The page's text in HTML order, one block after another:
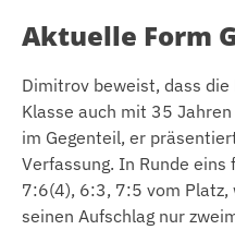
Aktuelle Form
Dimitrov beweist, dass die
Klasse auch mit 35
im Gegenteil, er
Verfassung. In Runde
7:6(4), 6:3, 7:5 vom Platz,
seinen Aufschlag nur